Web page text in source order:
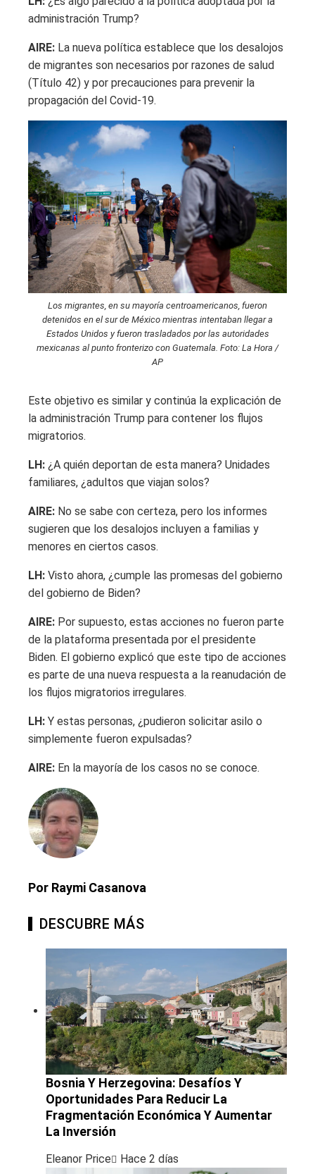
administración Trump?
AIRE: La nueva política establece que los desalojos
de migrantes son necesarios por razones de salud
(Título 42) y por precauciones para prevenir la
propagación del Covid-19.
Los migrantes, en su mayoría centroamericanos, fueron
detenidos en el sur de México mientras intentaban llegar a
Estados Unidos y fueron trasladados por las autoridades
mexicanas al punto fronterizo con Guatemala. Foto: La Hora /
AP
Este objetivo es similar y continúa la explicación de
la administración Trump para contener los flujos
migratorios.
LH: ¿A quién deportan de esta manera? Unidades
familiares, ¿adultos que viajan solos?
AIRE: No se sabe con certeza, pero los informes
sugieren que los desalojos incluyen a familias y
menores en ciertos casos.
LH: Visto ahora, ¿cumple las promesas del gobierno
del gobierno de Biden?
AIRE: Por supuesto, estas acciones no fueron parte
de la plataforma presentada por el presidente
Biden. El gobierno explicó que este tipo de acciones
es parte de una nueva respuesta a la reanudación de
los flujos migratorios irregulares.
LH: Y estas personas, ¿pudieron solicitar asilo o
simplemente fueron expulsadas?
AIRE: En la mayoría de los casos no se conoce.
Por Raymi Casanova
DESCUBRE MÁS
Bosnia Y Herzegovina: Desafíos Y
Oportunidades Para Reducir La
Fragmentación Económica Y Aumentar
La Inversión
Eleanor Price Hace 2 días